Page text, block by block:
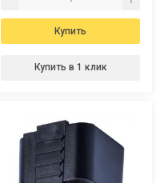
Купить
Купить в 1 клик